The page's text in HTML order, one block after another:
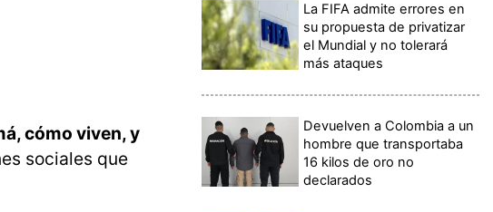
cómo viven, y
sociales que
La FIFA admite errores en
su propuesta de privatizar
el Mundial y no tolerará
más ataques
Devuelven a Colombia a un
hombre que transportaba
16 kilos de oro no
declarados